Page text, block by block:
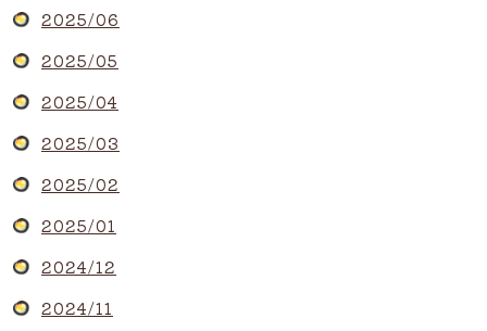
2025/06
2025/05
2025/04
2025/03
2025/02
2025/01
2024/12
2024/11